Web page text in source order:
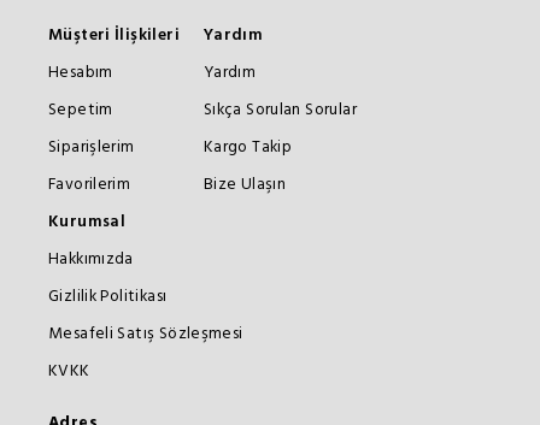
Müşteri İlişkileri
Hesabım
Sepetim
Siparişlerim
Favorilerim
Yardım
Yardım
Sıkça Sorulan Sorular
Kargo Takip
Bize Ulaşın
Kurumsal
Hakkımızda
Gizlilik Politikası
Mesafeli Satış Sözleşmesi
KVKK